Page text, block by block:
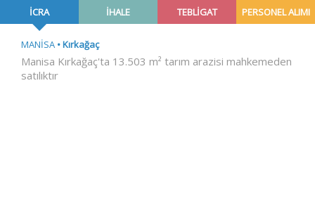
İCRA İHALE TEBLİGAT PERSONEL ALIMI
MANİSA Kırkağaç
Manisa Kırkağaç'ta 13.503 m² tarım arazisi mahkemeden
satılıktır